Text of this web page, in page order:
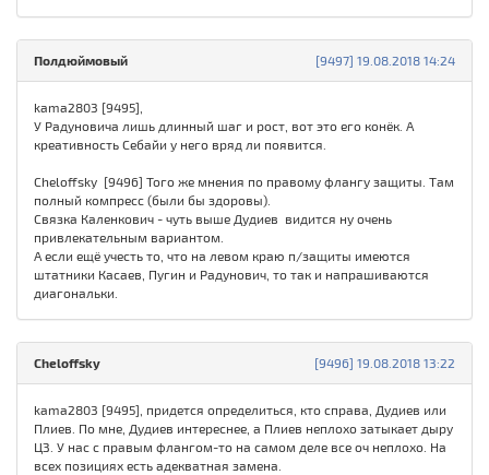
[9497] 19.08.2018 14:24
Полдюймовый
kama2803 [9495],
У Радуновича лишь длинный шаг и рост, вот это его конёк. А
креативность Себайи у него вряд ли появится.
Cheloffsky [9496] Того же мнения по правому флангу защиты. Там
полный компресс (были бы здоровы).
Связка Каленкович - чуть выше Дудиев видится ну очень
привлекательным вариантом.
А если ещё учесть то, что на левом краю п/защиты имеются
штатники Касаев, Пугин и Радунович, то так и напрашиваются
диагональки.
[9496] 19.08.2018 13:22
Cheloffsky
kama2803 [9495], придется определиться, кто справа, Дудиев или
Плиев. По мне, Дудиев интереснее, а Плиев неплохо затыкает дыру
ЦЗ. У нас с правым флангом-то на самом деле все оч неплохо. На
всех позициях есть адекватная замена.